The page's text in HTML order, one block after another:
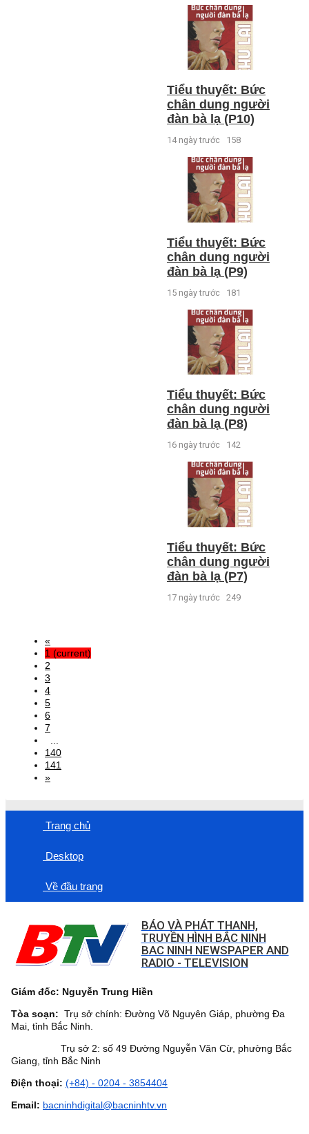
Tiểu thuyết: Bức
chân dung người
đàn bà lạ (P10)
14 ngày trước 158
Tiểu thuyết: Bức
chân dung người
đàn bà lạ (P9)
15 ngày trước 181
Tiểu thuyết: Bức
chân dung người
đàn bà lạ (P8)
16 ngày trước 142
Tiểu thuyết: Bức
chân dung người
đàn bà lạ (P7)
17 ngày trước 249
«
1 (current)
2
3
4
5
6
7
140
141
»
Trang chủ
Desktop
Về đầu trang
BÁO VÀ PHÁT THANH,
TRUYỀN HÌNH BẮC NINH
BAC NINH NEWSPAPER AND
RADIO - TELEVISION
Giám đốc: Nguyễn Trung Hiền
Tòa soạn: Trụ sở chính: Đường Võ Nguyên Giáp, phường Đa
Mai, tỉnh Bắc Ninh.
Trụ sở 2: số 49 Đường Nguyễn Văn Cừ, phường Bắc
Giang, tỉnh Bắc Ninh
Điện thoại: (+84) - 0204 - 3854404
Email: bacninhdigital@bacninhtv.vn